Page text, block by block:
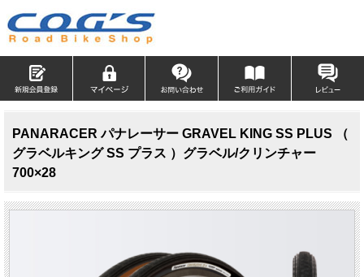
PANARACER パナレーサー GRAVEL KING SS PLUS （
グラベルキング SS プラス ）グラベル/クリンチャー
700×28